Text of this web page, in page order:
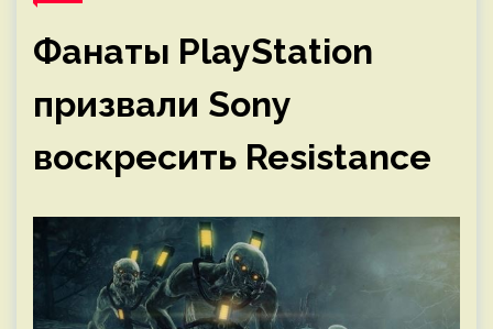
Фанаты PlayStation
призвали Sony
воскресить Resistance